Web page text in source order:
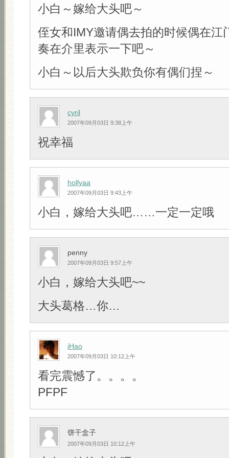
小白～嫁给大头吧～
侄女和IMY邀请偶去拍的时候偶在江
奏在介里表示一下吧～
小白～以后大头欺负你有偶们捏～
cyril
2007年09月03日 9:38上午
祝幸福
hollyaa
2007年09月03日 9:43上午
小白，嫁给大头吧……一定一定哦
penny
2007年09月03日 9:57上午
小白，嫁给大头吧~~
大头葛格…你…
iHao
2007年09月03日 10:12上午
看完震憾了。。。。
PFPF
饼干盒子
2007年09月03日 10:12上午